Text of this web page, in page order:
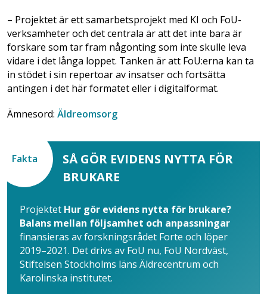
– Projektet är ett samarbetsprojekt med KI och FoU-
verksamheter och det centrala är att det inte bara är
forskare som tar fram någonting som inte skulle leva
vidare i det långa loppet. Tanken är att FoU:erna kan ta
in stödet i sin repertoar av insatser och fortsätta
antingen i det här formatet eller i digitalformat.
Ämnesord: Äldreomsorg
Fakta
SÅ GÖR EVIDENS NYTTA FÖR
BRUKARE
Projektet Hur gör evidens nytta för brukare?
Balans mellan följsamhet och anpassningar
finansieras av forsknings­rådet Forte och löper
2019–2021. Det drivs av FoU nu, FoU Nordväst,
Stiftelsen Stockholms läns Äldrecentrum och
Karolinska institutet.